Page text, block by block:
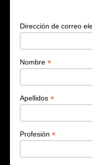
Dirección de correo
Nombre *
Apellidos *
Profesión *